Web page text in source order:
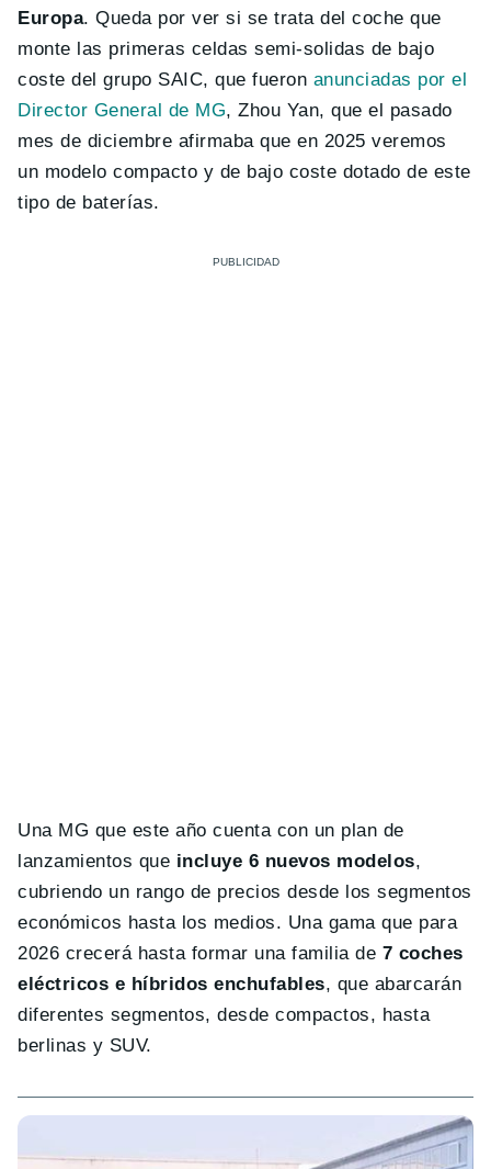
Europa. Queda por ver si se trata del coche que
monte las primeras celdas semi-solidas de bajo
coste del grupo SAIC, que fueron anunciadas por el
Director General de MG, Zhou Yan, que el pasado
mes de diciembre afirmaba que en 2025 veremos
un modelo compacto y de bajo coste dotado de este
tipo de baterías.
Una MG que este año cuenta con un plan de
lanzamientos que incluye 6 nuevos modelos,
cubriendo un rango de precios desde los segmentos
económicos hasta los medios. Una gama que para
2026 crecerá hasta formar una familia de 7 coches
eléctricos e híbridos enchufables, que abarcarán
diferentes segmentos, desde compactos, hasta
berlinas y SUV.